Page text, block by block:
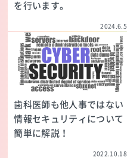
を行います。
2024.6.5
歯科医師も他人事ではない
情報セキュリティについて
簡単に解説！
2022.10.18